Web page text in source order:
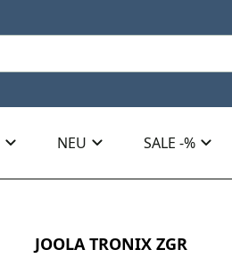
NEU SALE -%
JOOLA TRONIX ZGR